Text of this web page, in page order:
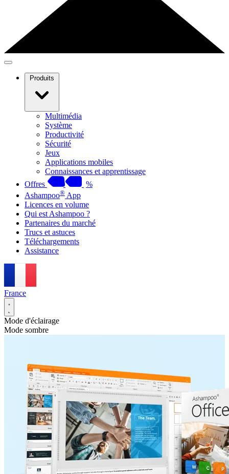
Produits
Multimédia
Système
Productivité
Sécurité
Jeux
Applications mobiles
Connaissances et apprentissage
Offres
%
Ashampoo® App
Licences en volume
Qui est Ashampoo ?
Partenaires du marché
Trucs et astuces
Téléchargements
Assistance
France
Mode d'éclairage
Mode sombre